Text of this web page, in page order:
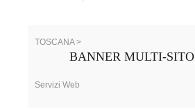
TOSCANA >
BANNER MULTI-SITO
Servizi Web